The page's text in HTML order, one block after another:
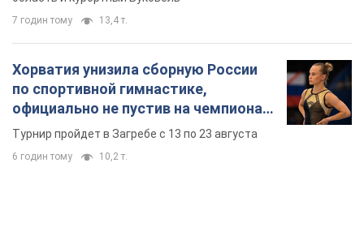
7 годин тому 13,4 т.
Хорватия унизила сборную России
по спортивной гимнастике,
официально не пустив на чемпионат
Европы основных спортсменов
Турнир пройдет в Загребе с 13 по 23 августа
6 годин тому 10,2 т.